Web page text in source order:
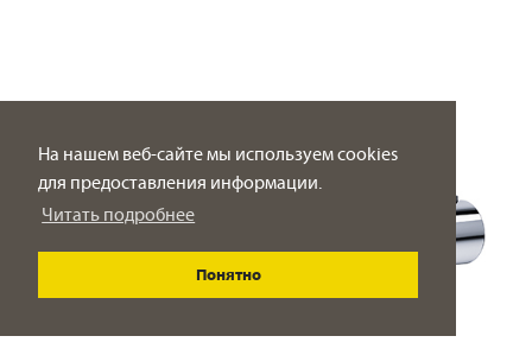
На нашем веб-сайте мы используем cookies
для предоставления информации.
Читать подробнее
Понятно